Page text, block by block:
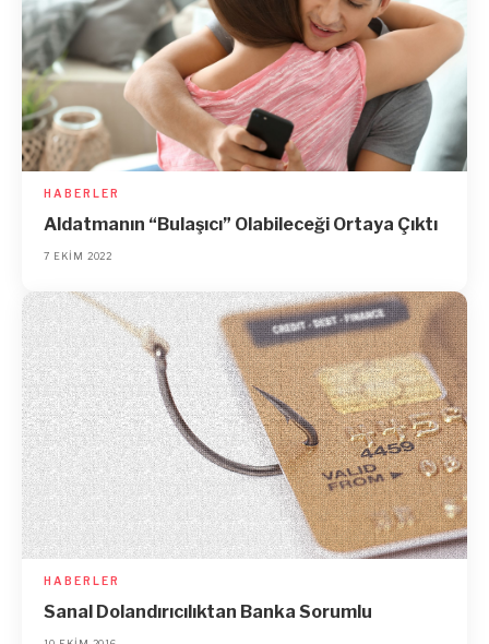
HABERLER
Aldatmanın “Bulaşıcı” Olabileceği Ortaya Çıktı
7 EKIM 2022
HABERLER
Sanal Dolandırıcılıktan Banka Sorumlu